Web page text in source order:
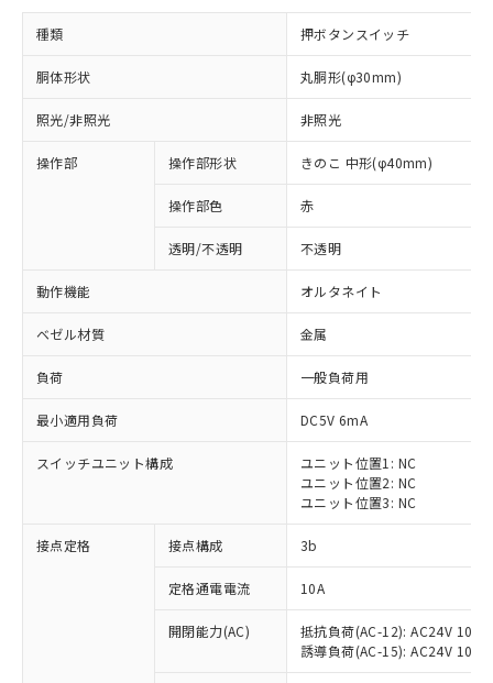
種類 押ボタンスイッチ
胴体形状 丸胴形(φ30mm)
照光/非照光 非照光
操作部 操作部形状 きのこ 中形(φ40mm)
操作部色 赤
透明/不透明 不透明
動作機能 オルタネイト
ベゼル材質 金属
負荷 一般負荷用
最小適用負荷 DC5V 6mA
スイッチユニット構成
ユニット位置1: NC
ユニット位置2: NC
ユニット位置3: NC
接点定格 接点構成 3b
定格通電電流 10A
開閉能力(AC)
抵抗負荷(AC-12): AC24V 10A/
誘導負荷(AC-15): AC24V
※1 対応状況
対応済み：EU RoHS指令（10物質）の
非含有に対応した製品が提供可能な商品で
対応予定：EU RoHS指令（10物質）の非含